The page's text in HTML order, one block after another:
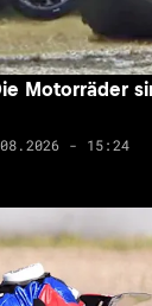
Motorräder
- 15:24